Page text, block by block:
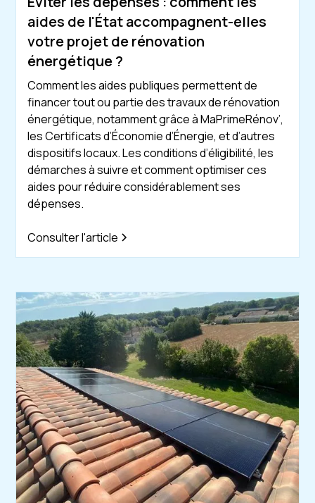
aides de l'État accompagnent-elles
votre projet de rénovation
énergétique ?
Comment les aides publiques permettent de
financer tout ou partie des travaux de rénovation
énergétique, notamment grâce à MaPrimeRénov’,
les Certificats d’Économie d’Énergie, et d’autres
dispositifs locaux. Les conditions d’éligibilité, les
démarches à suivre et comment optimiser ces
aides pour réduire considérablement ses
dépenses.
Consulter l'article